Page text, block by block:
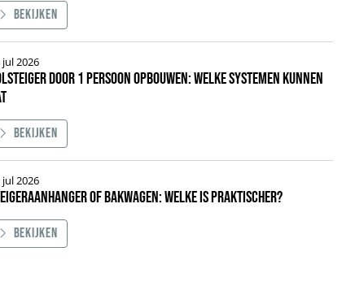
Bekijken
jul 2026
door 1 persoon opbouwen: welke systemen kunnen
Bekijken
jul 2026
of bakwagen: welke is praktischer?
Bekijken